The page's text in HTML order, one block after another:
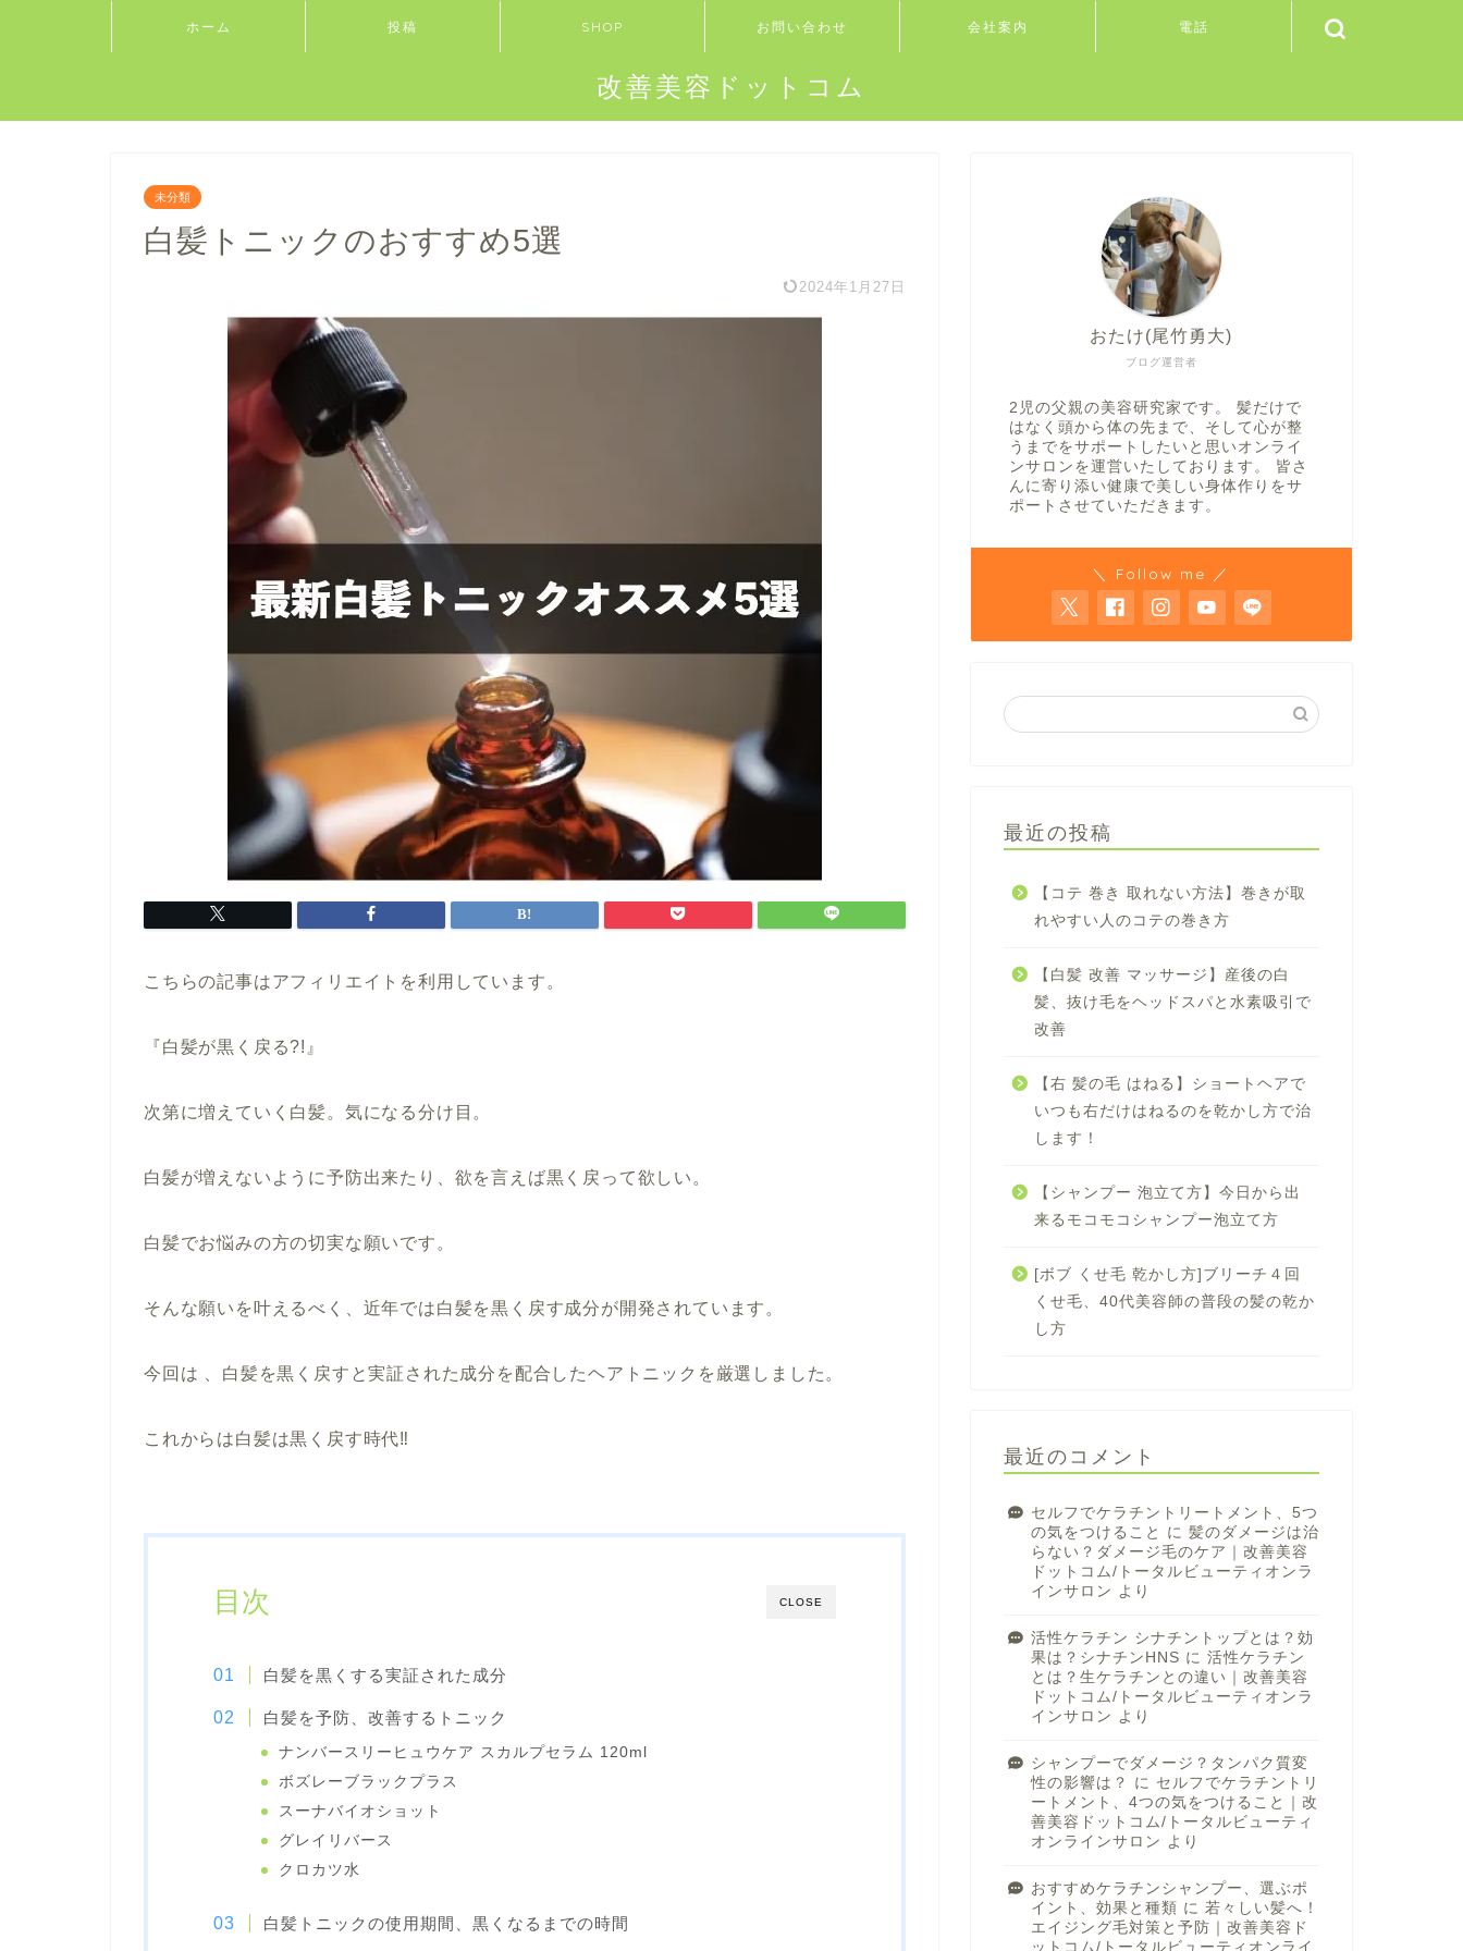
ホーム 投稿 SHOP お問い合わせ 会社案内 電話
改善美容ドットコム
未分類
白髪トニックのおすすめ5選
2024年1月27日
こちらの記事はアフィリエイトを利用しています。
『白髪が黒く戻る?!』
次第に増えていく白髪。気になる分け目。
白髪が増えないように予防出来たり、欲を言えば黒く戻って欲しい。
白髪でお悩みの方の切実な願いです。
そんな願いを叶えるべく、近年では白髪を黒く戻す成分が開発されています。
今回は 、白髪を黒く戻すと実証された成分を配合したヘアトニックを厳選しました。
これからは白髪は黒く戻す時代‼︎
CLOSE
目次
白髪を黒くする実証された成分
白髪を予防、改善するトニック
ナンバースリーヒュウケア スカルプセラム 120ml
ボズレーブラックプラス
スーナバイオショット
グレイリバース
クロカツ水
白髪トニックの使用期間、黒くなるまでの時間
ブログ運営者
おたけ(尾竹勇大)
2児の父親の美容研究家です。 髪だけで
はなく頭から体の先まで、そして心が整
うまでをサポートしたいと思いオンライ
ンサロンを運営いたしております。 皆さ
んに寄り添い健康で美しい身体作りをサ
ポートさせていただきます。
＼ Follow me ／
最近の投稿
【コテ 巻き 取れない方法】巻きが取
れやすい人のコテの巻き方
【白髪 改善 マッサージ】産後の白
髪、抜け毛をヘッドスパと水素吸引で
改善
【右 髪の毛 はねる】ショートヘアで
いつも右だけはねるのを乾かし方で治
します！
【シャンプー 泡立て方】今日から出
来るモコモコシャンプー泡立て方
[ボブ くせ毛 乾かし方]ブリーチ４回
くせ毛、40代美容師の普段の髪の乾か
し方
最近のコメント
セルフでケラチントリートメント、5つ
の気をつけること
に 髪のダメージは治
らない？ダメージ毛のケア｜改善美容
ドットコム/トータルビューティオンラ
インサロン より
活性ケラチン シナチントップとは？効
果は？シナチンHNS に 活性ケラチン
とは？生ケラチンとの違い｜改善美容
ドットコム/トータルビューティオンラ
インサロン より
シャンプーでダメージ？タンパク質変
性の影響は？
に セルフでケラチントリ
ートメント、4つの気をつけること｜改
善美容ドットコム/トータルビューティ
オンラインサロン より
おすすめケラチンシャンプー、選ぶポ
イント、効果と種類 に 若々しい髪へ！
エイジング毛対策と予防｜改善美容ド
ットコム/トータルビューティオンライ